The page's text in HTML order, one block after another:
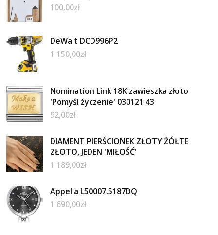
100,00zł
DeWalt DCD996P2
1 150,00zł
Nomination Link 18K zawieszka złoto
'Pomyśl życzenie' 030121 43
92,00zł
DIAMENT PIERŚCIONEK ZŁOTY ŻÓŁTE
ZŁOTO, JEDEN 'MIŁOŚĆ'
1 189,00zł
Appella L50007.5187DQ
1 690,00zł